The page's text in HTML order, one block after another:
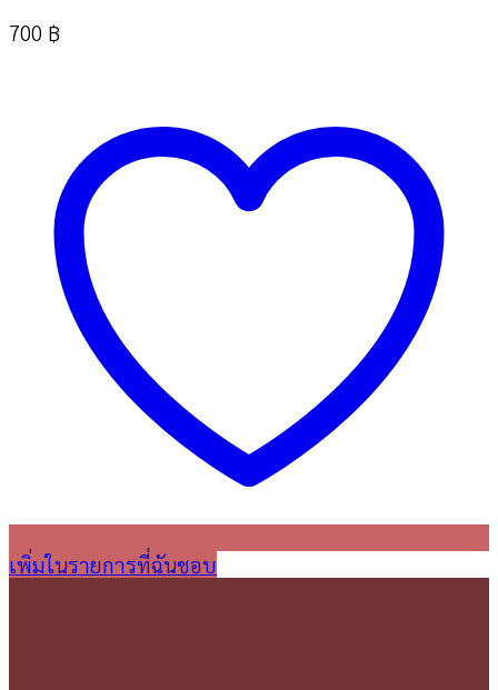
700 ฿
เพิ่มในรายการที่ฉันชอบ